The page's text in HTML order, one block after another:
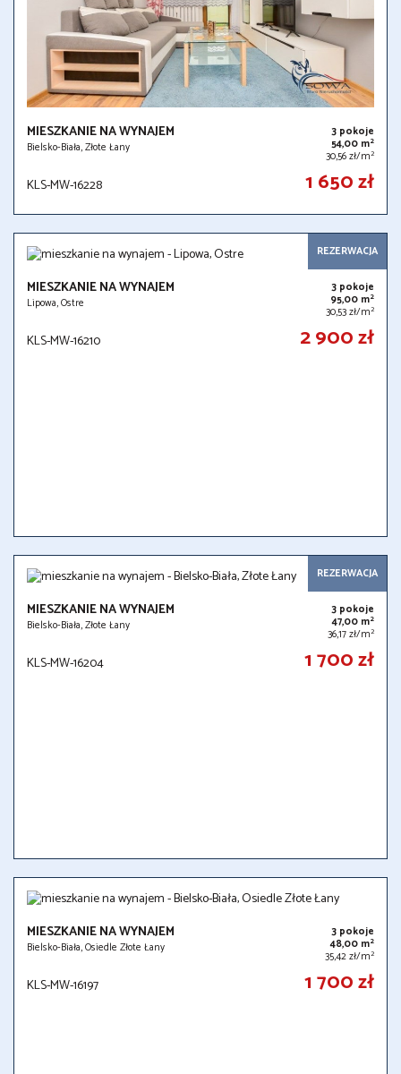
MIESZKANIE NA WYNAJEM
Bielsko-Biała, Złote Łany
3 pokoje
54,00 m2
30,56 zł/m2
KLS-MW-16228 1 650 zł
REZERWACJA
MIESZKANIE NA WYNAJEM
Lipowa, Ostre
3 pokoje
95,00 m2
30,53 zł/m2
KLS-MW-16210 2 900 zł
REZERWACJA
MIESZKANIE NA WYNAJEM
Bielsko-Biała, Złote Łany
3 pokoje
47,00 m2
36,17 zł/m2
KLS-MW-16204 1 700 zł
MIESZKANIE NA WYNAJEM
Bielsko-Biała, Osiedle Złote Łany
3 pokoje
48,00 m2
35,42 zł/m2
KLS-MW-16197 1 700 zł